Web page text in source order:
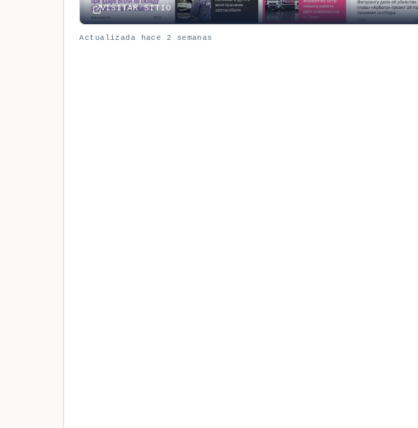
VISITAR SITIO
Actualizada hace 2 semanas